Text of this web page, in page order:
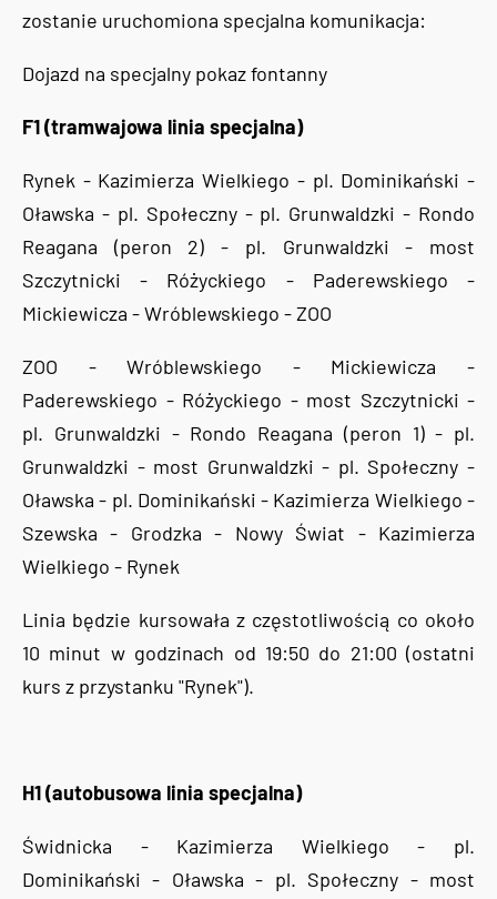
zostanie uruchomiona specjalna komunikacja:
Dojazd na specjalny pokaz fontanny
F1 (tramwajowa linia specjalna)
Rynek - Kazimierza Wielkiego - pl. Dominikański -
Oławska - pl. Społeczny - pl. Grunwaldzki - Rondo
Reagana (peron 2) - pl. Grunwaldzki - most
Szczytnicki - Różyckiego - Paderewskiego -
Mickiewicza - Wróblewskiego - ZOO
ZOO - Wróblewskiego - Mickiewicza -
Paderewskiego - Różyckiego - most Szczytnicki -
pl. Grunwaldzki - Rondo Reagana (peron 1) - pl.
Grunwaldzki - most Grunwaldzki - pl. Społeczny -
Oławska - pl. Dominikański - Kazimierza Wielkiego -
Szewska - Grodzka - Nowy Świat - Kazimierza
Wielkiego - Rynek
Linia będzie kursowała z częstotliwością co około
10 minut w godzinach od 19:50 do 21:00 (ostatni
kurs z przystanku "Rynek").
H1 (autobusowa linia specjalna)
Świdnicka - Kazimierza Wielkiego - pl.
Dominikański - Oławska - pl. Społeczny - most